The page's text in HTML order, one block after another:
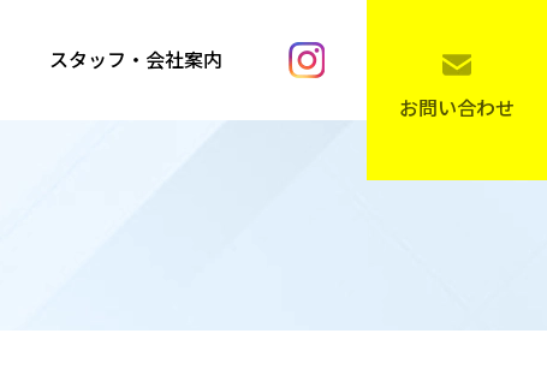
スタッフ・会社案内
お問い合わせ